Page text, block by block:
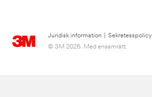
Juridisk information Sekretesspolicy
© 3M 2026. Med ensamrätt.